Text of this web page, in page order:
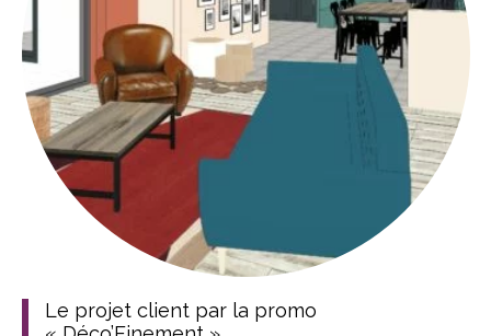
Le projet client par la promo